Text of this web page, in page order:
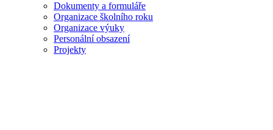
Dokumenty a formuláře
Organizace školního roku
Organizace výuky
Personální obsazení
Projekty